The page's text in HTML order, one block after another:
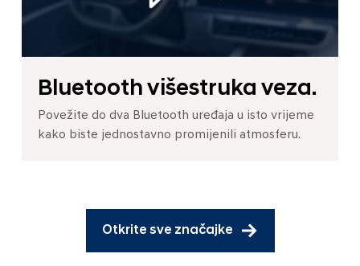
Bluetooth višestruka veza.
Povežite do dva Bluetooth uređaja u isto vrijeme
kako biste jednostavno promijenili atmosferu.
Otkrite sve značajke